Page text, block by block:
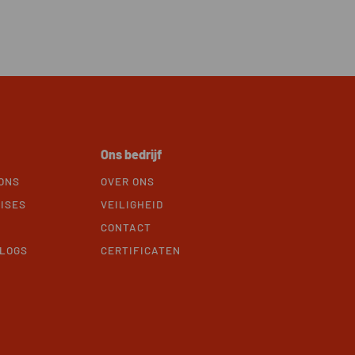
Ons bedrijf
OVER ONS
VEILIGHEID
CONTACT
CERTIFICATEN